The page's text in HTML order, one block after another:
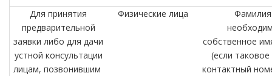
Для принятия
предварительной
заявки либо для дачи
устной консультации
лицам, позвонившим
Физические лица
Фамилия
собственное
(если
контактный